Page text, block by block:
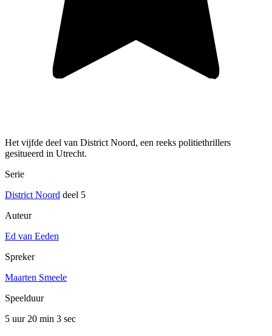
Het vijfde deel van District Noord, een reeks politiethrillers
gesitueerd in Utrecht.
Serie
District Noord deel 5
Auteur
Ed van Eeden
Spreker
Maarten Smeele
Speelduur
5 uur 20 min 3 sec